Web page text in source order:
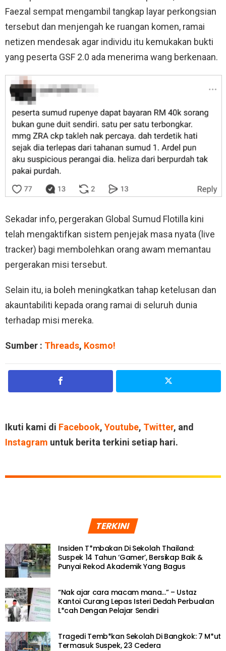
Faezal sempat mengambil tangkap layar perkongsian
tersebut dan menjengah ke ruangan komen, ramai
netizen mendesak agar individu itu kemukakan bukti
yang peserta GSF 2.0 ada menerima wang berkenaan.
Sekadar info, pergerakan Global Sumud Flotilla kini
telah mengaktifkan sistem penjejak masa nyata (live
tracker) bagi membolehkan orang awam memantau
pergerakan misi tersebut.
Selain itu, ia boleh meningkatkan tahap ketelusan dan
akauntabiliti kepada orang ramai di seluruh dunia
terhadap misi mereka.
Sumber : Threads, Kosmo!
Ikuti kami di Facebook, Youtube, Twitter, and
Instagram untuk berita terkini setiap hari.
TERKINI
Insiden T*mbakan Di Sekolah Thailand:
Suspek 14 Tahun ‘Gamer’, Bersikap Baik &
Punyai Rekod Akademik Yang Bagus
“Nak ajar cara macam mana…” – Ustaz
Kantoi Curang Lepas Isteri Dedah Perbualan
L*cah Dengan Pelajar Sendiri
Tragedi Temb*kan Sekolah Di Bangkok: 7 M*ut
Termasuk Suspek, 23 Cedera